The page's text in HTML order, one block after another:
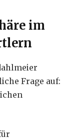
im
Frage auf: